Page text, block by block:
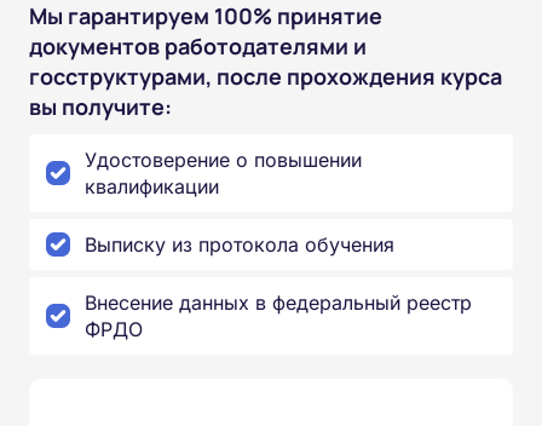
Мы гарантируем 100% принятие
документов работодателями и
госструктурами, после прохождения курса
вы получите:
Удостоверение о повышении
квалификации
Выписку из протокола обучения
Внесение данных в федеральный реестр
ФРДО